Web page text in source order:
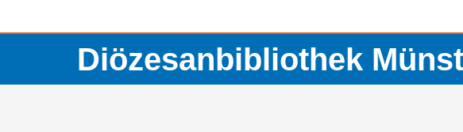
Diözesanbibliothek